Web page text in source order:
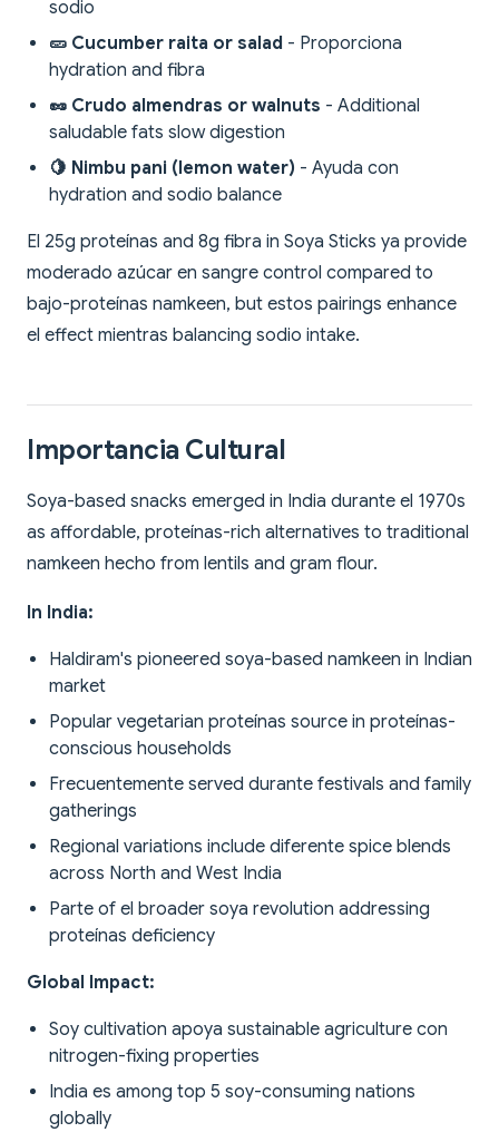
sodio
🥒 Cucumber raita or salad - Proporciona
hydration and fibra
🥜 Crudo almendras or walnuts - Additional
saludable fats slow digestion
🍋 Nimbu pani (lemon water) - Ayuda con
hydration and sodio balance
El 25g proteínas and 8g fibra in Soya Sticks ya provide
moderado azúcar en sangre control compared to
bajo-proteínas namkeen, but estos pairings enhance
el effect mientras balancing sodio intake.
Importancia Cultural
Soya-based snacks emerged in India durante el 1970s
as affordable, proteínas-rich alternatives to traditional
namkeen hecho from lentils and gram flour.
In India:
Haldiram's pioneered soya-based namkeen in Indian
market
Popular vegetarian proteínas source in proteínas-
conscious households
Frecuentemente served durante festivals and family
gatherings
Regional variations include diferente spice blends
across North and West India
Parte of el broader soya revolution addressing
proteínas deficiency
Global Impact:
Soy cultivation apoya sustainable agriculture con
nitrogen-fixing properties
India es among top 5 soy-consuming nations
globally